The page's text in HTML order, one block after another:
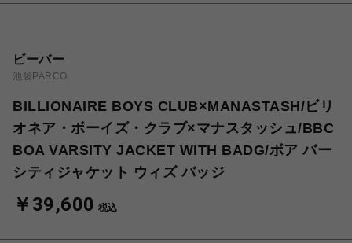
ビーバー
池袋PARCO
BILLIONAIRE BOYS CLUB×MANASTASH/ビリ
オネア・ボーイズ・クラブ×マナスタッシュ/BBC
BOA VARSITY JACKET WITH BADG/ボア バー
シティジャケット ウィズ バッジ
￥39,600 税込